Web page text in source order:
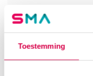
Toestemming
Vind je antwoord snel en
Of contacteer ons via een